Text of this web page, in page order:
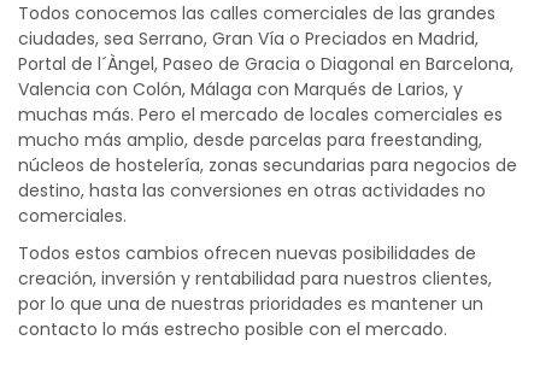
Todos conocemos las calles comerciales de las grandes
ciudades, sea Serrano, Gran Vía o Preciados en Madrid,
Portal de l´Àngel, Paseo de Gracia o Diagonal en Barcelona,
Valencia con Colón, Málaga con Marqués de Larios, y
muchas más. Pero el mercado de locales comerciales es
mucho más amplio, desde parcelas para freestanding,
núcleos de hostelería, zonas secundarias para negocios de
destino, hasta las conversiones en otras actividades no
comerciales.
Todos estos cambios ofrecen nuevas posibilidades de
creación, inversión y rentabilidad para nuestros clientes,
por lo que una de nuestras prioridades es mantener un
contacto lo más estrecho posible con el mercado.